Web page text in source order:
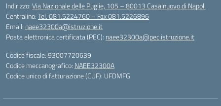
Indirizzo:Via Nazionale delle Puglie, 105 – 80013 Casalnuovo di Napoli
Centralino:Tel. 081.5224760 – Fax 081.5226896
Email: naee32300a@istruzione.it
Posta elettronica certificata (PEC): naee32300a@pec.istruzione.it
Codice fiscale: 93007720639
Codice meccanografico: NAEE32300A
Codice unico di fatturazione (CUF): UFDMFG